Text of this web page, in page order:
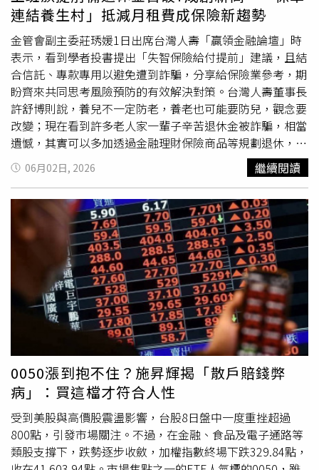
皆宜、全齡樂活的生活範式。更以大面積開窗，讓自然景緻
如絲穿梭於公設區。身處繁華之中，暢享與世隔絕的靜謐餘
裕，從容感受時間與自己。快時代的安適生活指引 打造入
心美學場域真正有分量的建築，要能回應市場需求，除了硬
體規格的升級，更要洞見居住價值的改變。隨著核心都會區
的土地日益稀缺，高端住宅競爭逐步走向高訂特性。在竹北
街廓中，「時華」佔據精華核心區段，更同時具備生活質
感、品牌信譽與國際頂尖設計體系，成為難以複製的存在。
大陸建設攜手義大利國寶級建築師事務所ACPV，以世界級
建築語彙為靈感，凝鍊立面肌理、光影層次與飯店美學，形
塑城市中的國際風格地標。（圖片提供／大陸建設）大陸建
設將本案命名為「時華」。隱喻著建築要能歷經時間的洗
禮，淘洗出最真摯的純度，方能展現最全面的生活美學。大
陸建設追求的，絕非一時的璀璨煙火，而是恆常綻放、永不
褪色的光華。這也深刻呼應了自住客層的內心層面——以一
座跨越時間的標誌性作品，證明並犒賞自己與家人多年來的
努力與付出。在當下與未來之間，大陸建設以建築回應新時
代的樣貌，在繁華與慢活之間，為世界前進的重要推手們，
譜寫難能可貴的安適生活指引。
有志青年，他無償分享國外考察的know-how與理念，提供
場域空間，以建築人蓋房子的嚴格精神，輔助這些青年團隊
創業【186蔬食餐酒館】。透過「多吃無化學添加物的健康
蔬食、減少葷食」落實ESG產業與社會轉型，達成4個共好
理念：1環境共好：單純自然飲食，減輕資源能源負擔，讓
地球更好。2動物共好：減少不人道的牲畜圈養與宰殺，讓
動物生存權更好。3健康共好：無負擔純淨飲食，減少醫療
資源浪費，讓身體健康更好。4志業共好：料理從業人員無
須宰殺動物，良善循環落實餐飲志業。環境部肯定：專為葷
食者味蕾！186蔬食餐酒館把健康還給您「186蔬食餐酒
館」甫正式對外開幕，即榮獲環境部「淨零綠生活」的【綠
食飯桌】選拔評選認證。堅持「把健康還給您」，致力提供
無化學添加的純淨料理。團隊打破大眾對傳統素食加工品的
刻板印象，將餐廳定位為「專為葷食者烹飪」的餐酒館，讓
習慣葷食的商務客也能享受純植健康料理的震撼。為確保最
高品質，186在食材把關上堅守「四大原則」：■有機在
地，當季優先：選用有機蔬菜與小農直送蔬果，大幅縮短食
物里程，減少碳排放。■原食材料理，拒絕仿葷：堅決不使
用素雞、素肉等加工的化學仿葷素料，透過職人技法保留豐
富膳食纖維與植化素。■無化學添加，零負擔：全面拒絕防
腐劑、人工色素及鮮味劑，堅持潔淨精神，不給身體多餘負
擔。■嚴選頂級油品與天然調味：採用澳洲進口初榨冷壓核
桃油與天然植物油，並以新鮮香草蔬果取代味精，選用純天
然發酵的釀造醬油，慢火煨燉提煉純粹鮮美。頂級異國饗宴
與 Botanical & Vino 餐酒美學「186蔬食餐酒館」以異國料
理蔬食引領青埔食尚。開幕當日推出兩款指標主餐：「禪悦
紅煨．有機猴蕈」嚴選產量稀少的台灣高山有機猴頭菇（富
連結養生村」抵減月租費成保險新趨勢
金管會副主委莊琇媛1日出席台灣人壽「贏領金融論壇」時
表示，看到學者投書提出「失智保險給付提前」建議，且結
合信託、專款專用以避免遭到詐騙，分享給保險業參考，期
盼齊來共同思考風險預防的有效解決對策。台灣人壽董事長
許舒博則說，養兒不一定防老，養老也可能要防兒，觀念要
改變；現在看到許多老人家一輩子辛苦退休金被詐騙，相當
遺憾，其實可以多加透過金融理財保險商品等規劃退休，建
立健康養老防護網。台灣人壽許舒博董事長於贏領金融論壇
倡議安全保險商品助攻國人退休準備。（圖／台灣人壽提
供）中信金控子公司台灣人壽並與政大商學院共同發布
2026「退休生態觀察指標」調查結果，該項調查連續舉辦
七年，今天由調查計畫主持人政大金融學系教授楊曉文說明
針對1200份調查結果；未退族「自備退休金」比例首次破7
成創新高，顯示提早準備退休金的觀念逐漸深化普遍，且雖
認為38.58歲就要開始備退存錢，但實際有能力開始存錢年
齡落在42.73歲，與理想目標相差四年餘。金管會副主委莊
琇媛應邀開幕致詞時說，面臨超高齡社會，政府不斷思考在
政策面提出租稅優惠、兒少帳戶、TISA（台灣個人投資儲蓄
帳戶）、租金補貼等配套措施，金管會作為金融監督機構與
金融業者也共同來承擔社會責任，設計符合年長需求的金融
商品，且須透過錄音、錄影等詳細告知風險之外，同時也要
保護客戶財產安全，很重要的一環即是防範詐騙。台灣人壽
董事長許舒博則提到身旁兩則故事，長輩找不到兒子陪他去
辦事，孫子卻肯開車載爺爺出門，結果爺爺給了孫子10萬元
零用錢；另一次則是老爹要求孩子每月帶孫兒回家吃飯，就
06月02日, 2026 繼續閱讀
0050漲到抱不住？施昇輝揭「散戶賠錢弊
病」：買這檔才符合人性
受到美股與高價股震盪影響，台股8日盤中一度重挫超過
800點，引發市場關注。不過，在金融、食品及電子通路等
類股支撐下，跌勢逐步收斂，加權指數終場下跌329.84點，